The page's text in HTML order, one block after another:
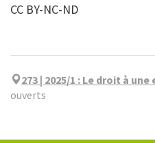
CC BY-NC-ND
273 | 2025/1 : Le droit à
ouverts